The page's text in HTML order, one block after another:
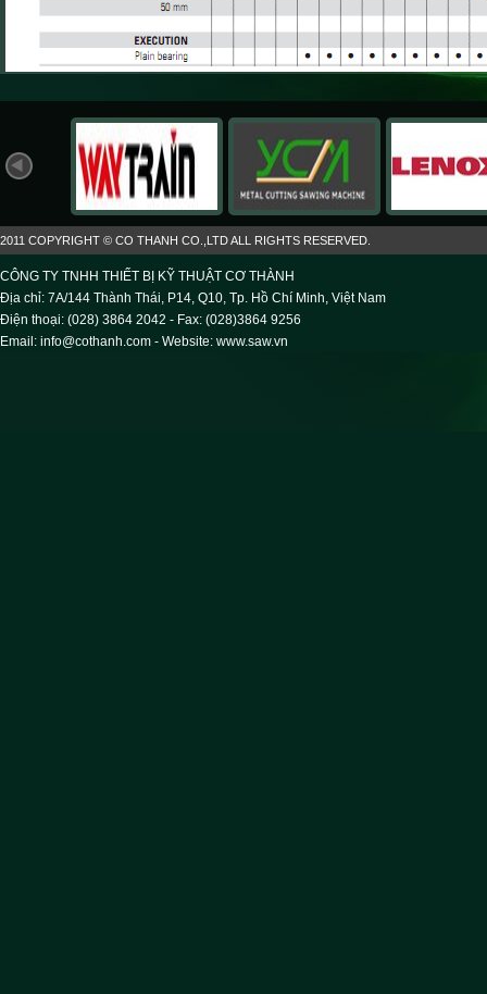
2011 COPYRIGHT © CO THANH CO.,LTD ALL RIGHTS RESERVED.
CÔNG TY TNHH THIẾT BỊ KỸ THUẬT CƠ THÀNH
Địa chỉ: 7A/144 Thành Thái, P14, Q10, Tp. Hồ Chí Minh, Việt Nam
Điện thoại: (028) 3864 2042 - Fax: (028)3864 9256
Email: info@cothanh.com - Website: www.saw.vn